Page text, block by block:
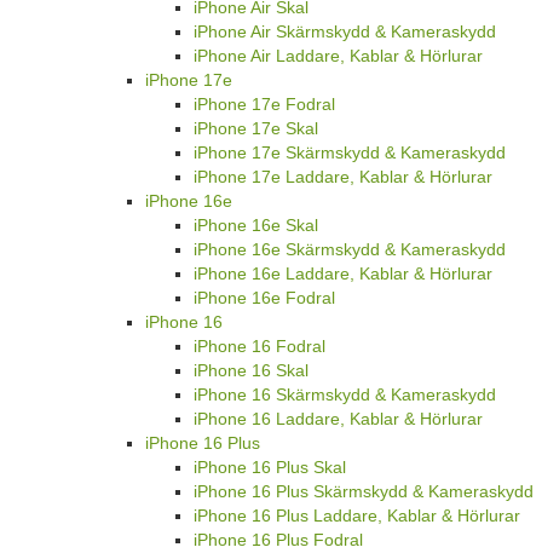
iPhone Air Skal
iPhone Air Skärmskydd & Kameraskydd
iPhone Air Laddare, Kablar & Hörlurar
iPhone 17e
iPhone 17e Fodral
iPhone 17e Skal
iPhone 17e Skärmskydd & Kameraskydd
iPhone 17e Laddare, Kablar & Hörlurar
iPhone 16e
iPhone 16e Skal
iPhone 16e Skärmskydd & Kameraskydd
iPhone 16e Laddare, Kablar & Hörlurar
iPhone 16e Fodral
iPhone 16
iPhone 16 Fodral
iPhone 16 Skal
iPhone 16 Skärmskydd & Kameraskydd
iPhone 16 Laddare, Kablar & Hörlurar
iPhone 16 Plus
iPhone 16 Plus Skal
iPhone 16 Plus Skärmskydd & Kameraskydd
iPhone 16 Plus Laddare, Kablar & Hörlurar
iPhone 16 Plus Fodral